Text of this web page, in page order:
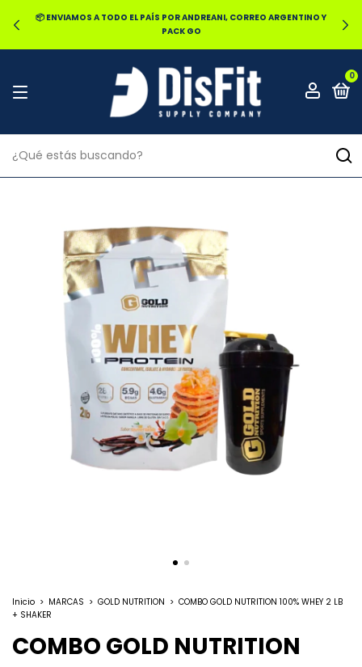
ARGENTINO Y
🔥20% OFF POR TRANSFERENCIA | 25% OFF EN
0
Inicio > MARCAS > GOLD NUTRITION > COMBO GOLD NUTRITION 100% WHEY 2 LB
+ SHAKER
COMBO GOLD NUTRITION